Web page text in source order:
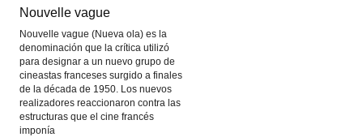
Nouvelle vague
Nouvelle vague (Nueva ola) es la
denominación que la crítica utilizó
para designar a un nuevo grupo de
cineastas franceses surgido a finales
de la década de 1950. Los nuevos
realizadores reaccionaron contra las
estructuras que el cine francés
imponía
Nouvelle vague